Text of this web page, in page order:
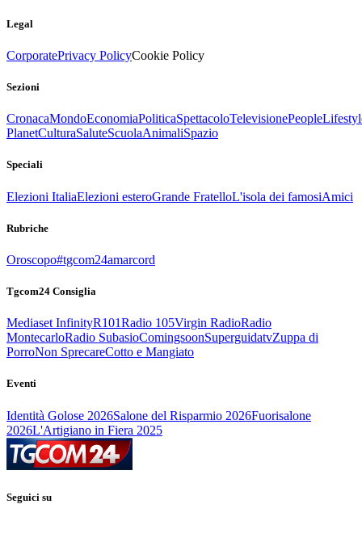
Legal
CorporatePrivacy PolicyCookie Policy
Sezioni
CronacaMondoEconomiaPoliticaSpettacoloTelevisionePeople
PlanetCulturaSaluteScuolaAnimaliSpazio
Speciali
Elezioni ItaliaElezioni esteroGrande FratelloL'isola dei famosiAmici
Rubriche
Oroscopo#tgcom24amarcord
Tgcom24 Consiglia
Mediaset InfinityR101Radio 105Virgin RadioRadio
MontecarloRadio SubasioComingsoonSuperguidatvZuppa di
PorroNon SprecareCotto e Mangiato
Eventi
Identità Golose 2026Salone del Risparmio 2026Fuorisalone
2026L'Artigiano in Fiera 2025
Seguici su